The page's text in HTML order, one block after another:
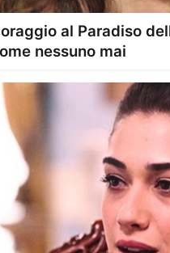
al Paradiso
nessuno mai